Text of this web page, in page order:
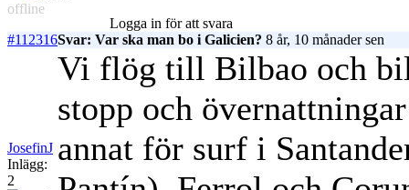
offline
Logga in för att svara
#112316Svar: Var ska man bo i Galicien? 8 år, 10 månader sen
JosefinJ
Inlägg:
2
Vi flög till Bilbao och
stopp och
annat för surf i